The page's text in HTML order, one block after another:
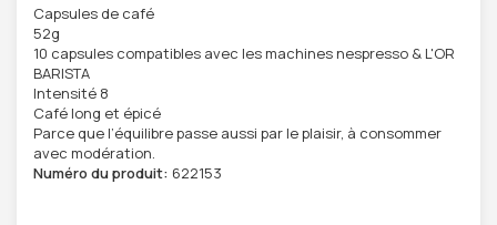
Capsules de café
52g
10 capsules compatibles avec les machines nespresso & L'OR
BARISTA
Intensité 8
Café long et épicé
Parce que l’équilibre passe aussi par le plaisir, à consommer
avec modération.
Numéro du produit: 622153